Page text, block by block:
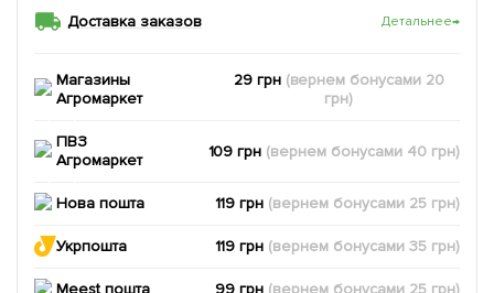
Доставка заказов Детальнее→
Магазины
Агромаркет
29 грн (вернем бонусами 20
грн)
ПВЗ
Агромаркет
109 грн (вернем бонусами 40 грн)
Нова пошта 119 грн (вернем бонусами 25 грн)
Укрпошта 119 грн (вернем бонусами35 грн)
Meest пошта 99 грн (вернем бонусами 25 грн)